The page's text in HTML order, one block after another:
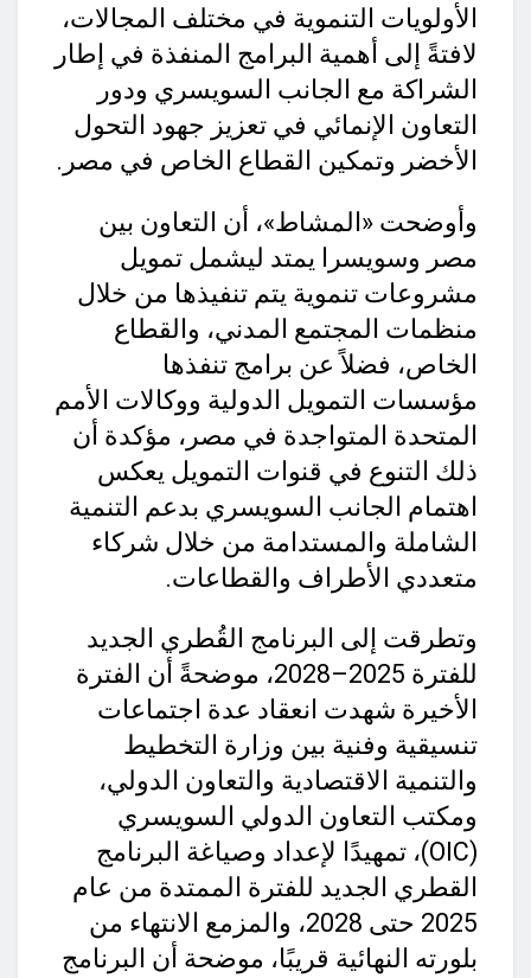
الأولويات التنموية في مختلف المجالات،
لافتةً إلى أهمية البرامج المنفذة في إطار
الشراكة مع الجانب السويسري ودور
التعاون الإنمائي في تعزيز جهود التحول
الأخضر وتمكين القطاع الخاص في مصر.
وأوضحت «المشاط»، أن التعاون بين
مصر وسويسرا يمتد ليشمل تمويل
مشروعات تنموية يتم تنفيذها من خلال
منظمات المجتمع المدني، والقطاع
الخاص، فضلاً عن برامج تنفذها
مؤسسات التمويل الدولية ووكالات الأمم
المتحدة المتواجدة في مصر، مؤكدة أن
ذلك التنوع في قنوات التمويل يعكس
اهتمام الجانب السويسري بدعم التنمية
الشاملة والمستدامة من خلال شركاء
متعددي الأطراف والقطاعات.
وتطرقت إلى البرنامج القُطري الجديد
للفترة 2025–2028، موضحةً أن الفترة
الأخيرة شهدت انعقاد عدة اجتماعات
تنسيقية وفنية بين وزارة التخطيط
والتنمية الاقتصادية والتعاون الدولي،
ومكتب التعاون الدولي السويسري
(OIC)، تمهيدًا لإعداد وصياغة البرنامج
القطري الجديد للفترة الممتدة من عام
2025 حتى 2028، والمزمع الانتهاء من
بلورته النهائية قريبًا، موضحة أن البرنامج